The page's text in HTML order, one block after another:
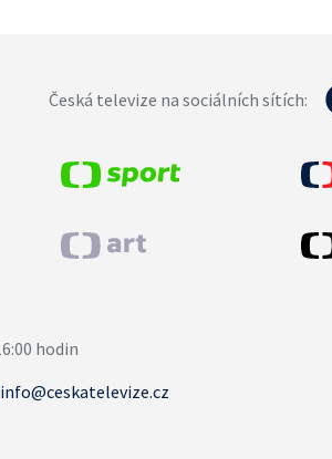
Česká televize na sociálních sítích:
info@ceskatelevize.cz